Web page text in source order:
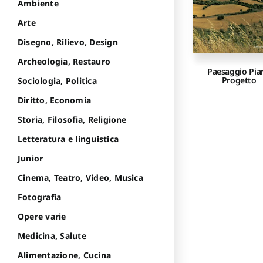
Paesaggio
Progetto
Ambiente
Arte
Disegno, Rilievo, Design
Archeologia, Restauro
Sociologia, Politica
Diritto, Economia
Storia, Filosofia, Religione
Letteratura e linguistica
Junior
Cinema, Teatro, Video, Musica
Fotografia
Opere varie
Medicina, Salute
Alimentazione, Cucina